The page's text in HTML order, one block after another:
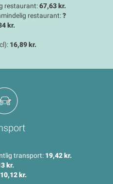
restaurant:67,63 kr.
restaurant:?
kr.
16,89 kr.
transport: 19,42 kr.
kr.
10,12 kr.